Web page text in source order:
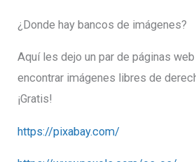
¿Donde hay bancos de imágenes?
Aquí les dejo un par de páginas
encontrar imágenes libres de
¡Gratis!
https://pixabay.com/